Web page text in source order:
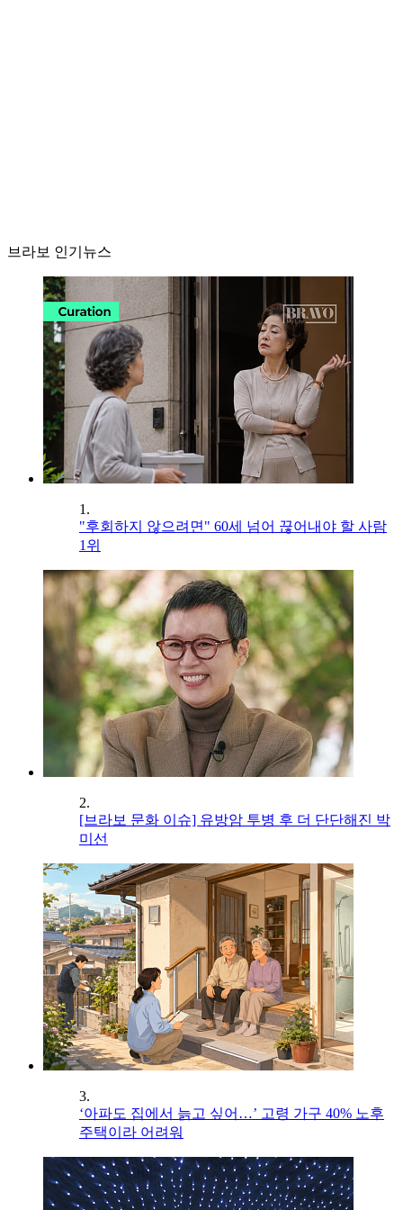
브라보 인기뉴스
1.
"후회하지 않으려면" 60세 넘어 끊어내야 할 사람
1위
2.
[브라보 문화 이슈] 유방암 투병 후 더 단단해진 박
미선
3.
‘아파도 집에서 늙고 싶어…’ 고령 가구 40% 노후
주택이라 어려워